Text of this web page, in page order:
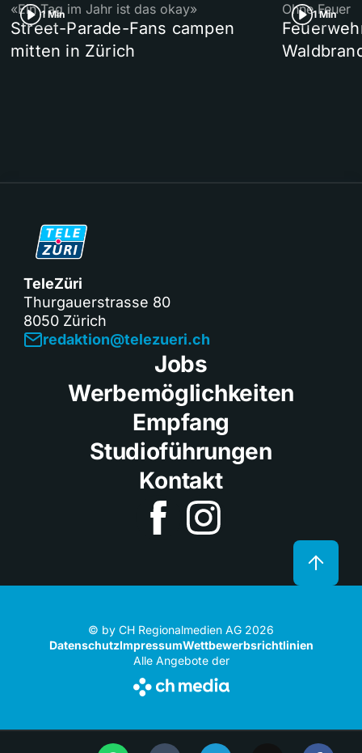
1 Min
«Ein Tag im Jahr ist das okay»
Street-Parade-Fans campen
mitten in Zürich
1 Min
Ohne Feuer
TeleZüri
Thurgauerstrasse 80
8050 Zürich
redaktion@telezueri.ch
Jobs
Werbemöglichkeiten
Empfang
Studioführungen
Kontakt
© by CH Regionalmedien AG 2026
DatenschutzImpressumWettbewerbsrichtlinien
Alle Angebote der